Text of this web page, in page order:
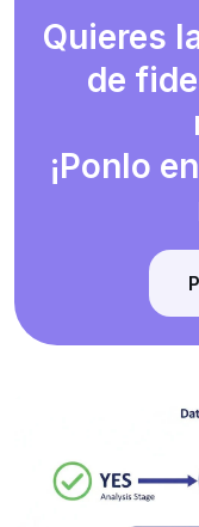
Quieres
de
¡Ponlo